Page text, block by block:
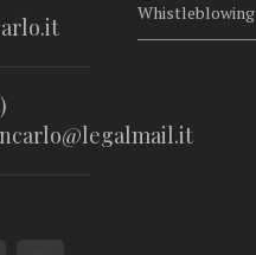
Whistleblowing